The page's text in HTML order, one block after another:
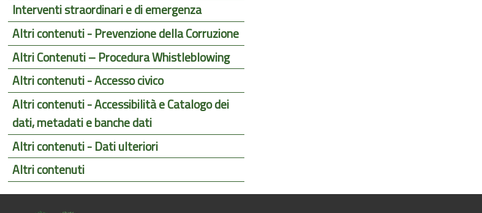
Interventi straordinari e di emergenza
Altri contenuti - Prevenzione della Corruzione
Altri Contenuti – Procedura Whistleblowing
Altri contenuti - Accesso civico
Altri contenuti - Accessibilità e Catalogo dei
dati, metadati e banche dati
Altri contenuti - Dati ulteriori
Altri contenuti